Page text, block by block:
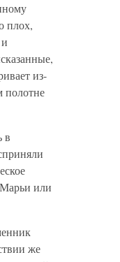
плох,
из-
полотне
в
или
же